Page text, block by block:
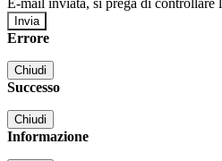
E-mail inviata, si prega di controllare
Errore
Chiudi
Successo
Chiudi
Informazione